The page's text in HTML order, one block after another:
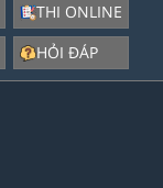
THI ONLINE
HỎI ĐÁP